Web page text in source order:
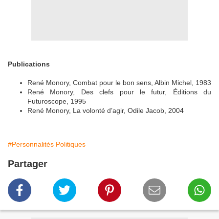
Publications
René Monory, Combat pour le bon sens, Albin Michel, 1983
René Monory, Des clefs pour le futur, Éditions du
Futuroscope, 1995
René Monory, La volonté d’agir, Odile Jacob, 2004
#Personnalités Politiques
Partager